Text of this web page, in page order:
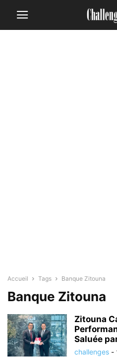
Accueil Tags Banque Zitouna
Banque Zitouna
Zitouna
Saluée
challenges -